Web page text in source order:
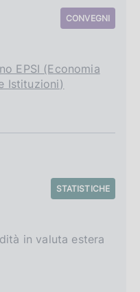
CONVEGNI
EPSI (Economia
Istituzioni)
STATISTICHE
in valuta estera